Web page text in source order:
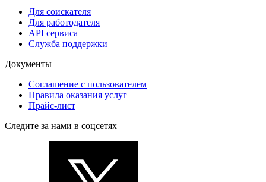
Для соискателя
Для работодателя
API сервиса
Служба поддержки
Документы
Соглашение с пользователем
Правила оказания услуг
Прайс-лист
Следите за нами в соцсетях